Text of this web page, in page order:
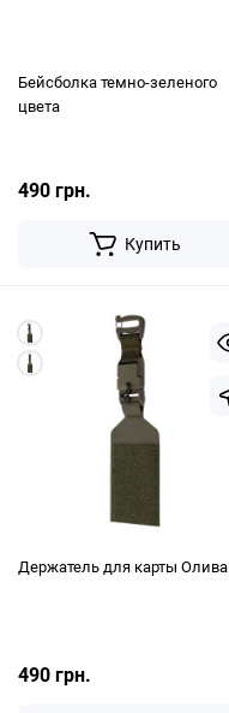
Бейсболка темно-зеленого
цвета
490 грн.
Купить
Держатель для карты Олива
490 грн.